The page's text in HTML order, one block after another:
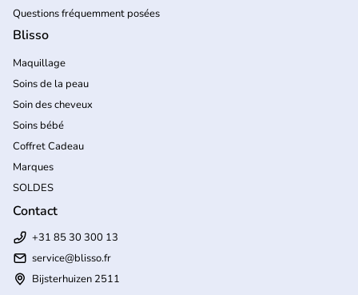
Questions fréquemment posées
Blisso
Maquillage
Soins de la peau
Soin des cheveux
Soins bébé
Coffret Cadeau
Marques
SOLDES
Contact
+31 85 30 300 13
service@blisso.fr
Bijsterhuizen 2511